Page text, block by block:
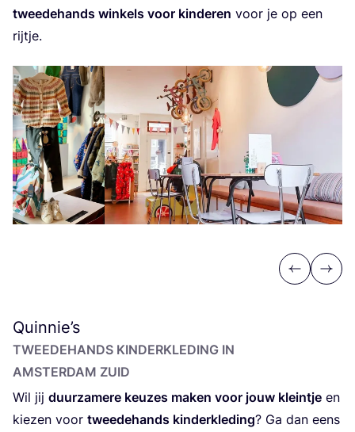
twee­de­hands win­kels voor kin­de­ren voor je op een
rijtje.
Previous
Next
Quinnie’s
TWEE­DE­HANDS KIN­DER­KLE­DING IN
AMSTER­DAM ZUID
Wil jij duur­za­me­re keu­zes maken voor jouw klein­tje en
kie­zen voor twee­de­hands kin­der­kle­ding? Ga dan eens